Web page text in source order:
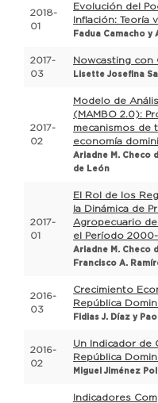
2018-
01
Evolución del
Inflación: Teoría
Fadua Camacho y
2017-
03
Nowcasting con
Lisette Josefina
2017-
02
Modelo de
(MAMBO 2.0):
mecanismos de
economía
Ariadne M. Checo
de León
2017-
01
El Rol de los
la Dinámica de
Agropecuario
el Período 2000-
Ariadne M. Checo
Francisco A.
2016-
03
Crecimiento
República
Fidias J. Díaz y
2016-
02
Un Indicador de
República
Miguel Jiménez
Indicadores